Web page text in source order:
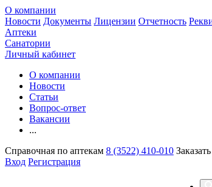
О компании
Новости Документы Лицензии Отчетность
Аптеки
Санатории
Личный кабинет
О компании
Новости
Статьи
Вопрос-ответ
Вакансии
...
Справочная по аптекам 8 (3522) 410-010
Вход Регистрация